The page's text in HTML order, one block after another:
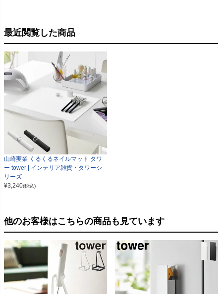
最近閲覧した商品
山崎実業 くるくるネイルマット タワ
ー tower | インテリア雑貨・タワーシ
リーズ
¥3,240(税込)
他のお客様はこちらの商品も見ています